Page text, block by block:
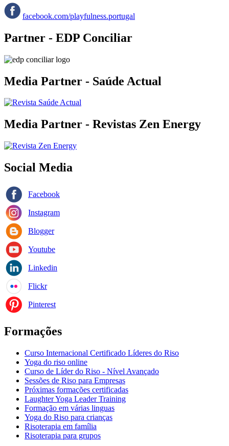
facebook.com/playfulness.portugal
Partner - EDP Conciliar
Media Partner - Saúde Actual
Media Partner - Revistas Zen Energy
Social Media
Facebook
Instagram
Blogger
Youtube
Linkedin
Flickr
Pinterest
Formações
Curso Internacional Certificado Líderes do Riso
Yoga do riso online
Curso de Líder do Riso - Nível Avançado
Sessões de Riso para Empresas
Próximas formações certificadas
Laughter Yoga Leader Training
Formação em várias linguas
Yoga do Riso para crianças
Risoterapia em família
Risoterapia para grupos